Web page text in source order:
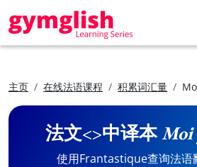
主页 在线法语课程 积累词汇量
法文<>中译本Moi
使用Frantastique查询法语